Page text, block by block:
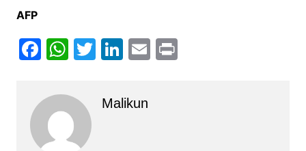
AFP
F
c
e
b
W
at
s
A
T
itt
er
Li
k
e
E Pr
Malikun